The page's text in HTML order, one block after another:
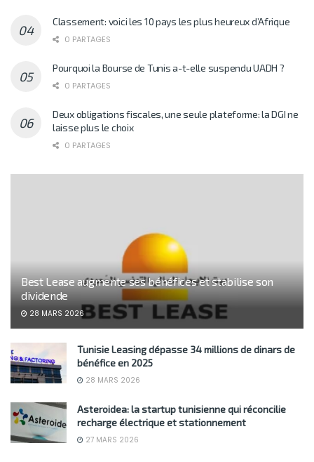
Classement: voici les 10 pays les plus heureux d’Afrique
0 PARTAGES
Pourquoi la Bourse de Tunis a-t-elle suspendu UADH ?
0 PARTAGES
Deux obligations fiscales, une seule plateforme: la DGI ne
laisse plus le choix
0 PARTAGES
Best Lease augmente ses bénéfices et stabilise son
dividende
28 MARS 2026
Tunisie Leasing dépasse 34 millions de dinars de
bénéfice en 2025
28 MARS 2026
Asteroidea: la startup tunisienne qui réconcilie
recharge électrique et stationnement
27 MARS 2026